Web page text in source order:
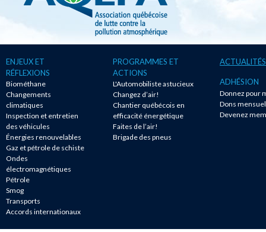
ENJEUX ET
RÉFLEXIONS
Biométhane
Changements
climatiques
Inspection et entretien
des véhicules
Énergies renouvelables
Gaz et pétrole de schiste
Ondes
électromagnétiques
Pétrole
Smog
Transports
Accords internationaux
PROGRAMMES ET
ACTIONS
L'Automobiliste astucieux
Changez d’air!
Chantier québécois en
efficacité énergétique
Faites de l’air!
Brigade des pneus
ACTUALITÉS
ADHÉSION
Donnez pour
Dons
Devenez